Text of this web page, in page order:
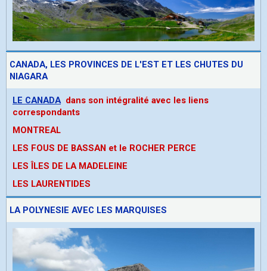
CANADA, LES PROVINCES DE L'EST ET LES CHUTES DU
NIAGARA
LE CANADA dans son intégralité avec les liens
correspondants
MONTREAL
LES FOUS DE BASSAN et le ROCHER PERCE
LES ÎLES DE LA MADELEINE
LES LAURENTIDES
LA POLYNESIE AVEC LES MARQUISES